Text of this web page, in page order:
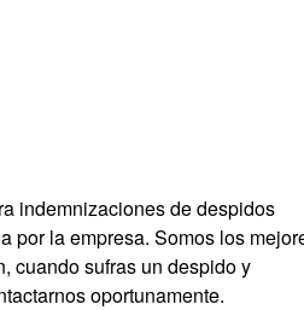
indemnizaciones de despidos
por la empresa. Somos los
cuando sufras un despido y
oportunamente.